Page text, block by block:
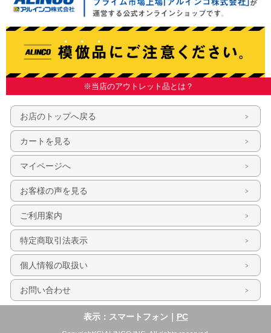
※当店のアウトレット品とは？
お店のトップへ戻る
カートを見る
マイページへ
お客様の声を見る
ご利用案内
特定商取引法表示
個人情報の取扱い
お問い合わせ
表示：スマートフォン｜ PC